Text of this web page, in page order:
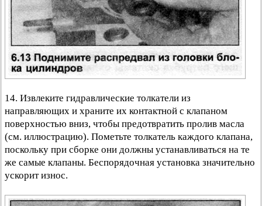
14. Извлеките гидравлические толкатели из
направляющих и храните их контактной с клапаном
поверхностью вниз, чтобы предотвратить пролив масла
(см. иллюстрацию). Пометьте толкатель каждого клапана,
поскольку при сборке они должны устанавливаться на те
же самые клапаны. Беспорядочная установка значительно
ускорит износ.